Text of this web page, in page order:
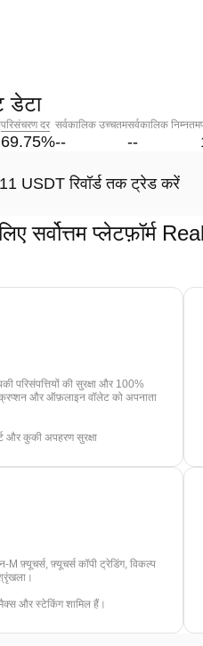
डेटा
परिसंचरण दर
69.75%
सर्वकालिक उच्चतम
--
सर्वकालिक निम्नतम
--
USDT रिवॉर्ड तक ट्रेड करें
सर्वोत्तम प्लेटफ़ॉर्म
परिसंपत्तियों की सुरक्षा और 100%
और ऑफ़लाइन वॉलेट को अपनाता
और कुकी अपहरण सुरक्षा
फ़्यूचर्स, फ़्यूचर्स कॉपी ट्रेडिंग, विकल्प
और स्टेकिंग शामिल हैं।